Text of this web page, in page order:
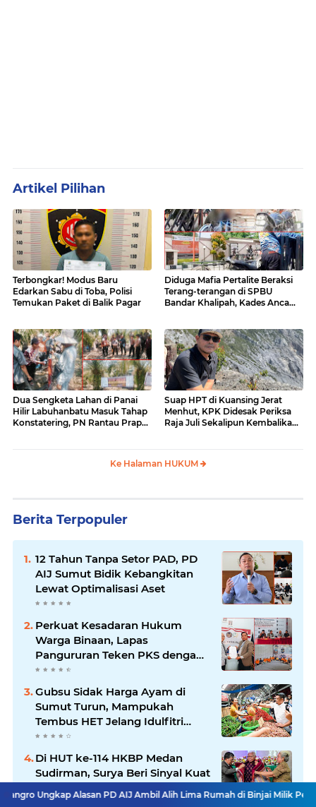
Artikel Pilihan
Terbongkar! Modus Baru
Edarkan Sabu di Toba, Polisi
Temukan Paket di Balik Pagar
Diduga Mafia Pertalite Beraksi
Terang-terangan di SPBU
Bandar Khalipah, Kades Ancam
Dua Sengketa Lahan di Panai
Hilir Labuhanbatu Masuk Tahap
Konstatering, PN Rantau Prapat
Suap HPT di Kuansing Jerat
Menhut, KPK Didesak Periksa
Raja Juli Sekalipun Kembalikan
Ke Halaman HUKUM
Berita Terpopuler
12 Tahun Tanpa Setor PAD, PD
AIJ Sumut Bidik Kebangkitan
Lewat Optimalisasi Aset
Perkuat Kesadaran Hukum
Warga Binaan, Lapas
Pangururan Teken PKS dengan
LBH Robert Imbang Tamba
Gubsu Sidak Harga Ayam di
Sumut Turun, Mampukah
Tembus HET Jelang Idulfitri
2026?
Di HUT ke-114 HKBP Medan
Sudirman, Surya Beri Sinyal Kuat
Selamatkan Gereja Heritage
Bersejarah
Alasan PD AIJ Ambil Alih Lima Rumah di Binjai Milik Pemprovsu